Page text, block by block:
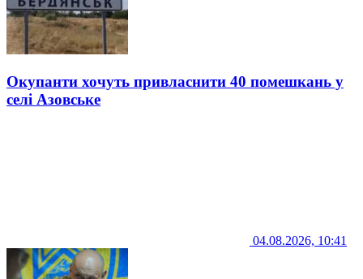
Окупанти хочуть привласнити 40 помешкань у
селі Азовське
04.08.2026, 10:41